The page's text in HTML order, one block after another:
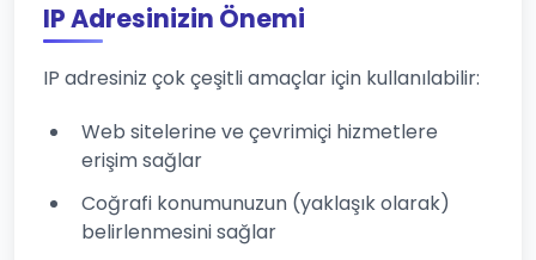
IP Adresinizin Önemi
IP adresiniz çok çeşitli amaçlar için kullanılabilir:
Web sitelerine ve çevrimiçi hizmetlere
erişim sağlar
Coğrafi konumunuzun (yaklaşık olarak)
belirlenmesini sağlar